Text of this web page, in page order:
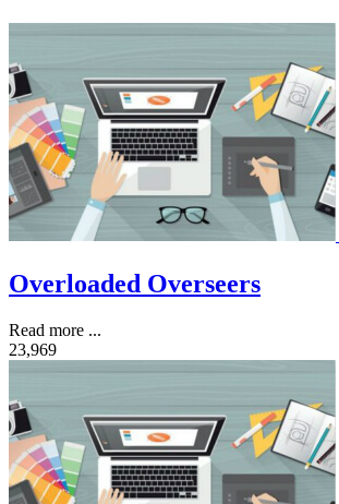
Overloaded Overseers
Read more ...
23,969